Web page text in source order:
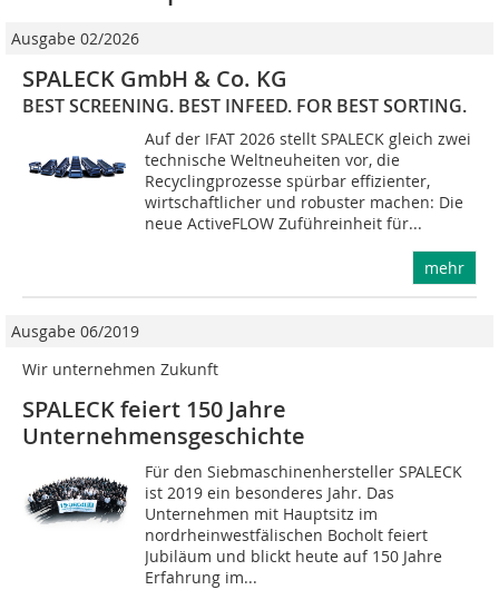
Ausgabe 02/2026
SPALECK GmbH & Co. KG
BEST SCREENING. BEST INFEED. FOR BEST SORTING.
Auf der IFAT 2026 stellt SPALECK gleich zwei
technische Weltneuheiten vor, die
Recyclingprozesse spürbar effizienter,
wirtschaftlicher und robuster machen: Die
neue ActiveFLOW Zuführeinheit für...
mehr
Ausgabe 06/2019
Wir unternehmen Zukunft
SPALECK feiert 150 Jahre
Unternehmensgeschichte
Für den Siebmaschinenhersteller SPALECK
ist 2019 ein besonderes Jahr. Das
Unternehmen mit Hauptsitz im
nordrheinwestfälischen Bocholt feiert
Jubiläum und blickt heute auf 150 Jahre
Erfahrung im...